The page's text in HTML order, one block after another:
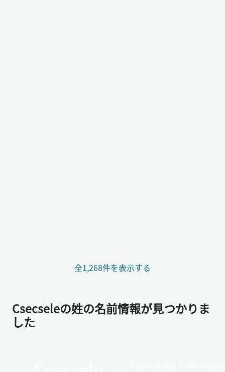
全1,268件を表示する
Csecseleの姓の名前情報が見つかりま
した